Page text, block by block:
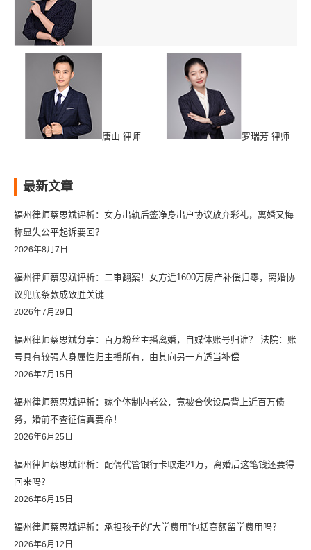
唐山 律师 罗瑞芳 律师
最新文章
福州律师蔡思斌评析：女方出轨后签净身出户协议放弃彩礼，离婚又悔
称显失公平起诉要回？
2026年8月7日
福州律师蔡思斌评析：二审翻案！女方近1600万房产补偿归零，离婚协
议兜底条款成致胜关键
2026年7月29日
福州律师蔡思斌分享：百万粉丝主播离婚，自媒体账号归谁？ 法院：账
号具有较强人身属性归主播所有，由其向另一方适当补偿
2026年7月15日
福州律师蔡思斌评析：嫁个体制内老公，竟被合伙设局背上近百万债
务，婚前不查征信真要命！
2026年6月25日
福州律师蔡思斌评析：配偶代管银行卡取走21万，离婚后这笔钱还要得
回来吗？
2026年6月15日
福州律师蔡思斌评析：承担孩子的“大学费用”包括高额留学费用吗？
2026年6月12日